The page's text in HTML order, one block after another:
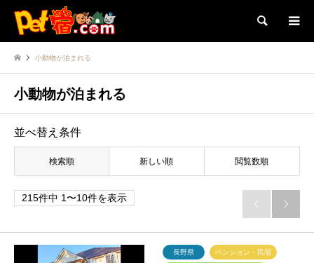
検索
小動物が泊まれる
小動物が泊まれる
並べ替え条件
検索順 新しい順 閲覧数順
215件中 1〜10件を表示
 
長野県 ペンション・民宿